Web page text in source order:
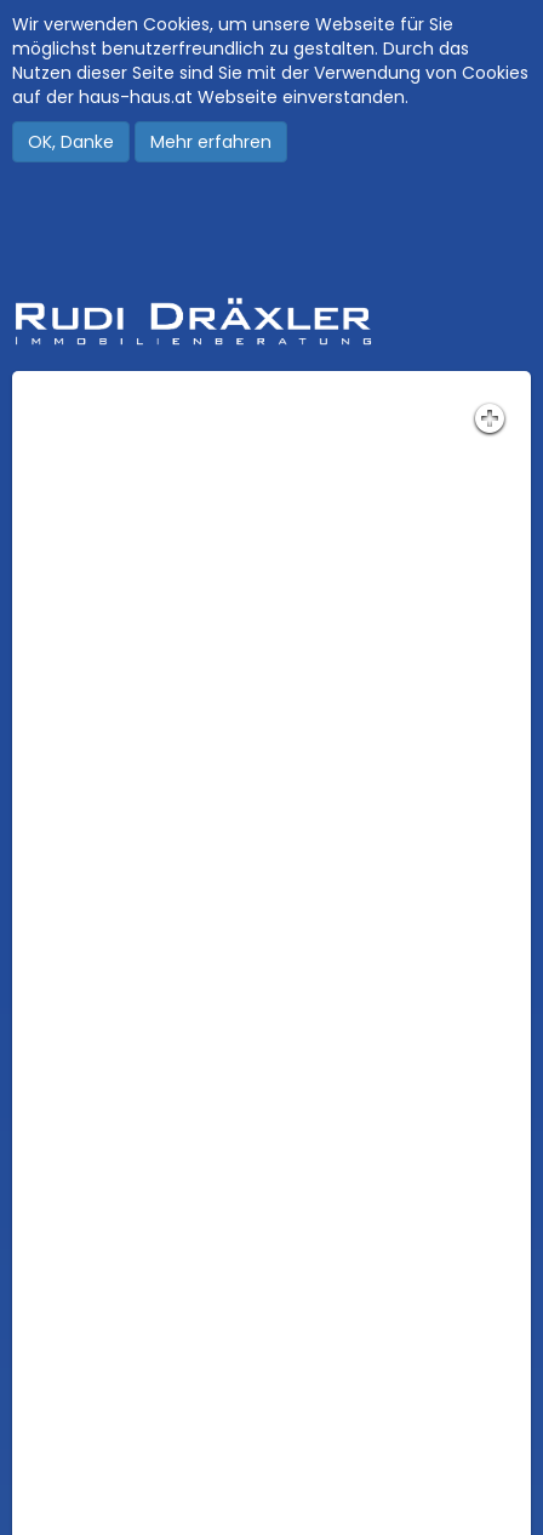
Wir verwenden Cookies, um unsere Webseite für Sie
möglichst benutzerfreundlich zu gestalten. Durch das
Nutzen dieser Seite sind Sie mit der Verwendung von Cookies
auf der haus-haus.at Webseite einverstanden.
OK, Danke
Mehr erfahren